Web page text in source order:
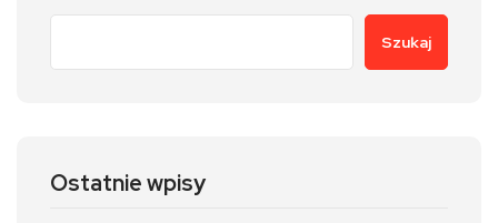
Szukaj
Ostatnie wpisy